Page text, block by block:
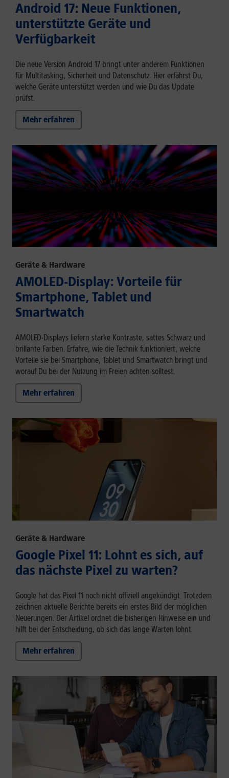
Android 17: Neue Funktionen,
unterstützte Geräte und
Verfügbarkeit
Die neue Version Android 17 bringt unter anderem Funktionen
für Multitasking, Sicherheit und Datenschutz. Hier erfährst Du,
welche Geräte unterstützt werden und wie Du das Update
prüfst.
Mehr erfahren
Geräte & Hardware
AMOLED-Display: Vorteile für
Smartphone, Tablet und
Smartwatch
AMOLED-Displays liefern starke Kontraste, sattes Schwarz und
brillante Farben. Erfahre, wie die Technik funktioniert, welche
Vorteile sie bei Smartphone, Tablet und Smartwatch bringt und
worauf Du bei der Nutzung im Freien achten solltest.
Mehr erfahren
Geräte & Hardware
Google Pixel 11: Lohnt es sich, auf
das nächste Pixel zu warten?
Google hat das Pixel 11 noch nicht offiziell angekündigt. Trotzdem
zeichnen aktuelle Berichte bereits ein erstes Bild der möglichen
Neuerungen. Der Artikel ordnet die bisherigen Hinweise ein und
hilft bei der Entscheidung, ob sich das lange Warten lohnt.
Mehr erfahren